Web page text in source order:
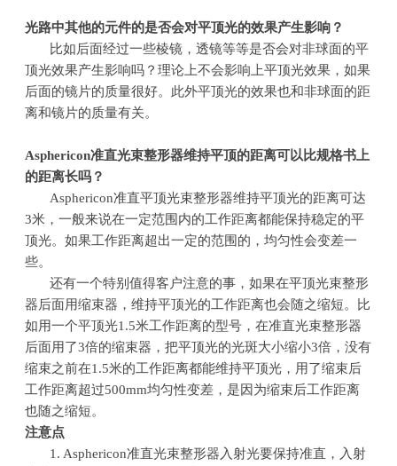
光路中其他的元件的是否会对平顶光的效果产生影响？
比如后面经过一些棱镜，透镜等等是否会对非球面的平
顶光效果产生影响吗？理论上不会影响上平顶光效果，如果
后面的镜片的质量很好。此外平顶光的效果也和非球面的距
离和镜片的质量有关。
Asphericon准直光束整形器维持平顶的距离可以比规格书上
的距离长吗？
Asphericon准直平顶光束整形器维持平顶光的距离可达
3米，一般来说在一定范围内的工作距离都能保持稳定的平
顶光。如果工作距离超出一定的范围的，均匀性会变差一
些。
还有一个特别值得客户注意的事，如果在平顶光束整形
器后面用缩束器，维持平顶光的工作距离也会随之缩短。比
如用一个平顶光1.5米工作距离的型号，在准直光束整形器
后面用了3倍的缩束器，把平顶光的光斑大小缩小3倍，没有
缩束之前在1.5米的工作距离都能维持平顶光，用了缩束后
工作距离超过500mm均匀性变差，是因为缩束后工作距离
也随之缩短。
注意点
1. Asphericon准直光束整形器入射光要保持准直，入射